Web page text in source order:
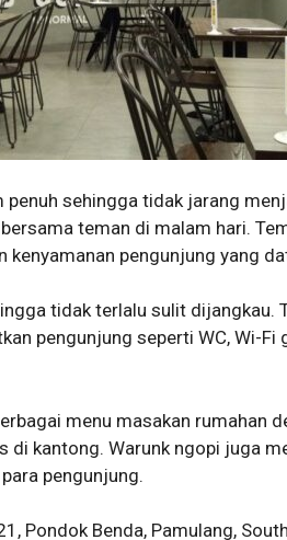
sehingga tidak jarang
teman di malam hari.
kenyamanan pengunjung yang
tidak terlalu sulit dijangkau.
pengunjung seperti WC, Wi-Fi
menu masakan rumahan
di kantong. Warunk ngopi juga
pengunjung.
Pondok Benda, Pamulang,